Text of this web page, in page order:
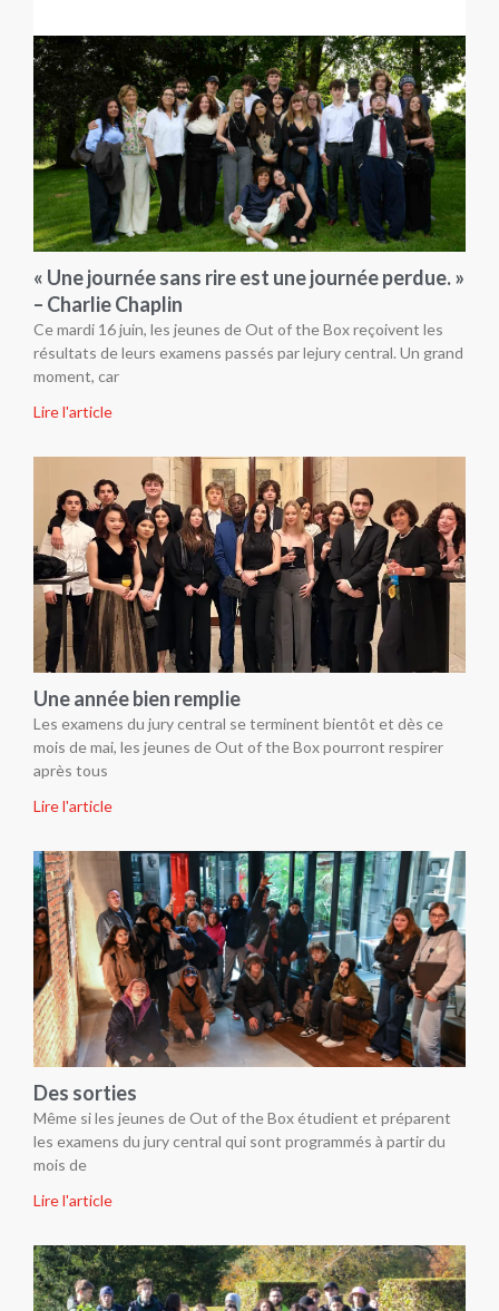
« Une journée sans rire est une journée perdue. »
– Charlie Chaplin
Ce mardi 16 juin, les jeunes de Out of the Box reçoivent les
résultats de leurs examens passés par lejury central. Un grand
moment, car
Lire l'article
Une année bien remplie
Les examens du jury central se terminent bientôt et dès ce
mois de mai, les jeunes de Out of the Box pourront respirer
après tous
Lire l'article
Des sorties
Même si les jeunes de Out of the Box étudient et préparent
les examens du jury central qui sont programmés à partir du
mois de
Lire l'article